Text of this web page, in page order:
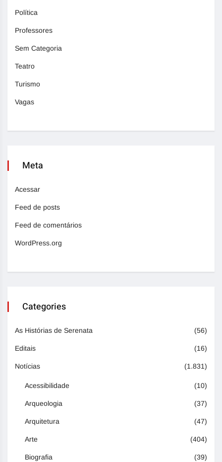
Política
Professores
Sem Categoria
Teatro
Turismo
Vagas
Meta
Acessar
Feed de posts
Feed de comentários
WordPress.org
Categories
As Histórias de Serenata (56)
Editais (16)
Notícias (1.831)
Acessibilidade (10)
Arqueologia (37)
Arquitetura (47)
Arte (404)
Biografia (39)